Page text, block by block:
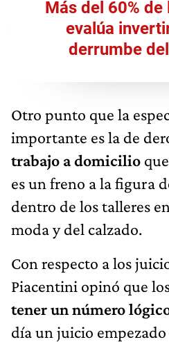
Más del 60%
evalúa
derrumbe
Otro punto que la
importante es la de
trabajo a domicilio
es un freno a la figura
dentro de los talleres
moda y del calzado.
Con respecto a los
Piacentini opinó que
tener un número
día un juicio